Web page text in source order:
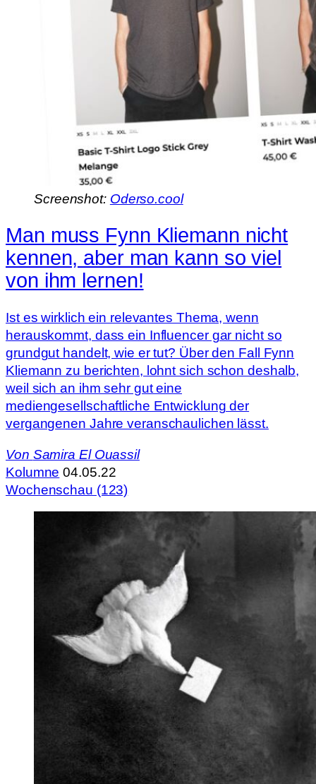
Screenshot: Oderso.cool
Man muss Fynn Kliemann nicht
kennen, aber man kann so viel
von ihm lernen!
Ist es wirklich ein relevantes Thema, wenn
herauskommt, dass ein Influencer gar nicht so
grundgut handelt, wie er tut? Über den Fall Fynn
Kliemann zu berichten, lohnt sich schon deshalb,
weil sich an ihm sehr gut eine
mediengesellschaftliche Entwicklung der
vergangenen Jahre veranschaulichen lässt.
Von Samira El Ouassil
Kolumne 04.05.22
Wochenschau (123)